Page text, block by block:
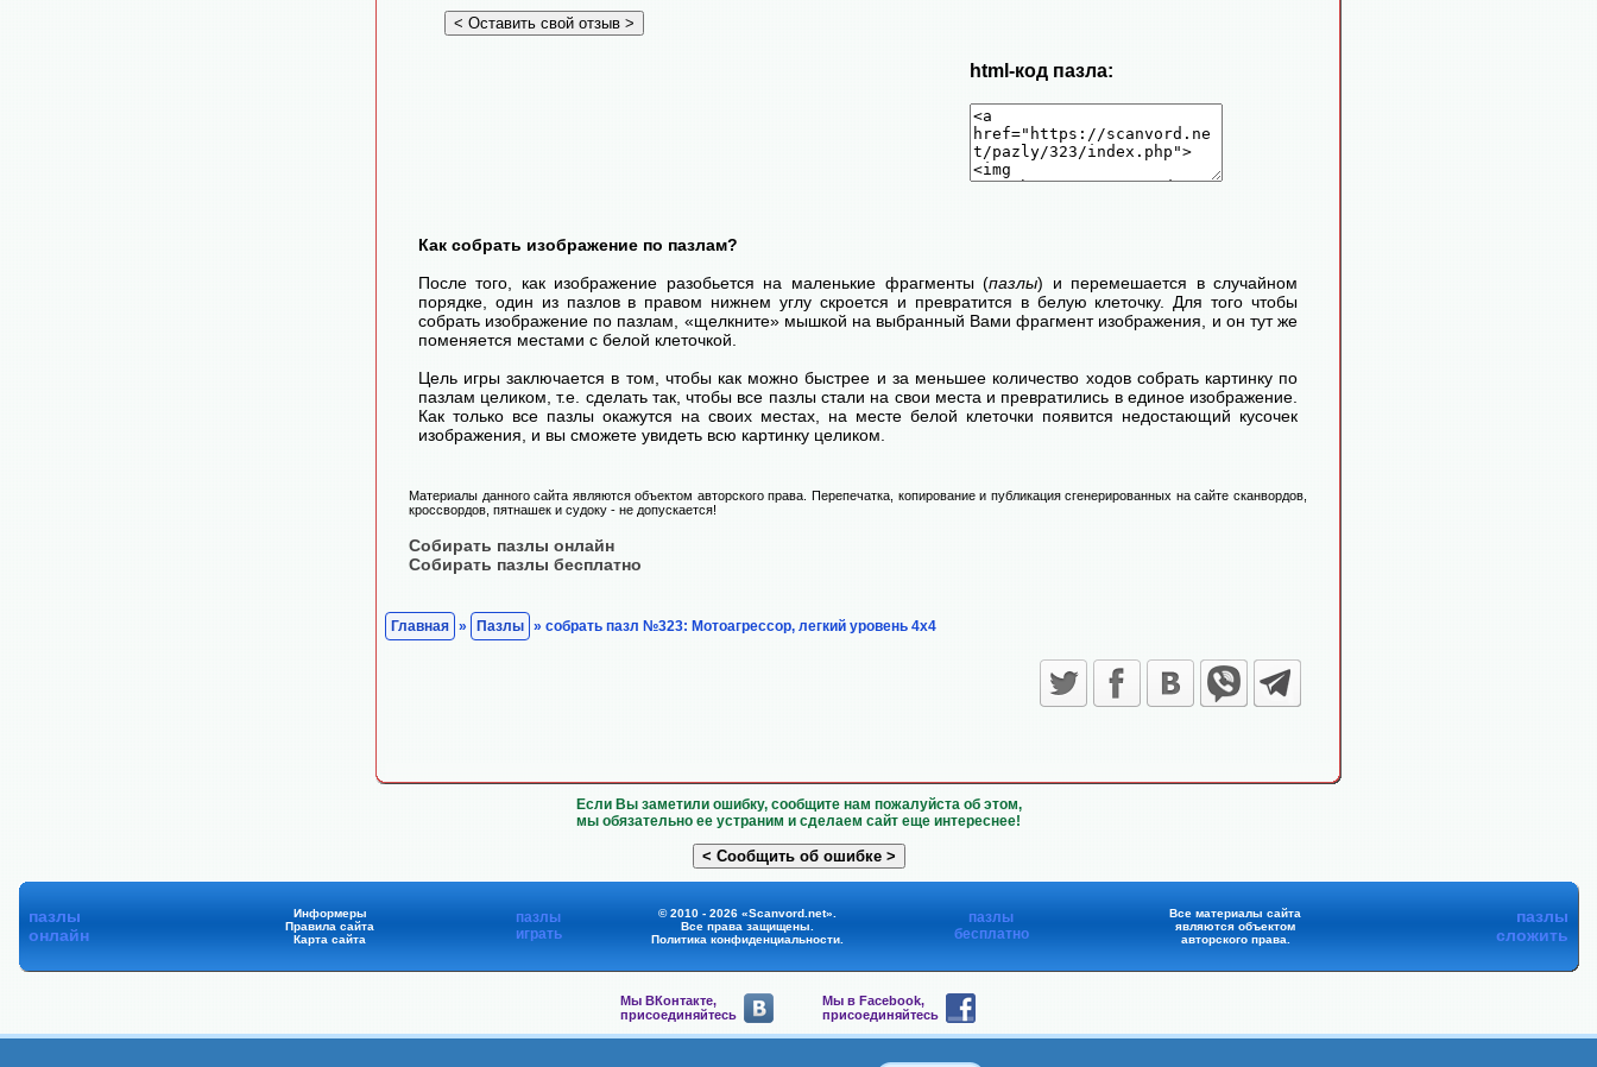
html-код пазла:
Как собрать изображение по пазлам?
После того, как изображение разобьется на маленькие фрагменты (пазлы) и перемешается в случайном
порядке, один из пазлов в правом нижнем углу скроется и превратится в белую клеточку. Для того чтобы
собрать изображение по пазлам, «щелкните» мышкой на выбранный Вами фрагмент изображения, и он тут же
поменяется местами с белой клеточкой.
Цель игры заключается в том, чтобы как можно быстрее и за меньшее количество ходов собрать картинку по
пазлам целиком, т.е. сделать так, чтобы все пазлы стали на свои места и превратились в единое изображение.
Как только все пазлы окажутся на своих местах, на месте белой клеточки появится недостающий кусочек
изображения, и вы сможете увидеть всю картинку целиком.
Материалы данного сайта являются объектом авторского права. Перепечатка, копирование и публикация сгенерированных на сайте сканвордов,
кроссвордов, пятнашек и судоку - не допускается!
Собирать пазлы онлайн
Собирать пазлы бесплатно
Главная » Пазлы » собрать пазл №323: Мотоагрессор, легкий уровень 4х4
Если Вы заметили ошибку, сообщите нам пожалуйста об этом,
мы обязательно ее устраним и сделаем сайт еще интереснее!
пазлы
онлайн
Информеры
Правила сайта
Карта сайта
пазлы
играть
© 2010 - 2026 «Scanvord.net».
Все права защищены.
Политика конфиденциальности.
пазлы
бесплатно
Все материалы сайта
являются объектом
авторского права.
пазлы
сложить
Мы ВКонтакте,
присоединяйтесь
Мы в Facebook,
присоединяйтесь
присоединяйтесь